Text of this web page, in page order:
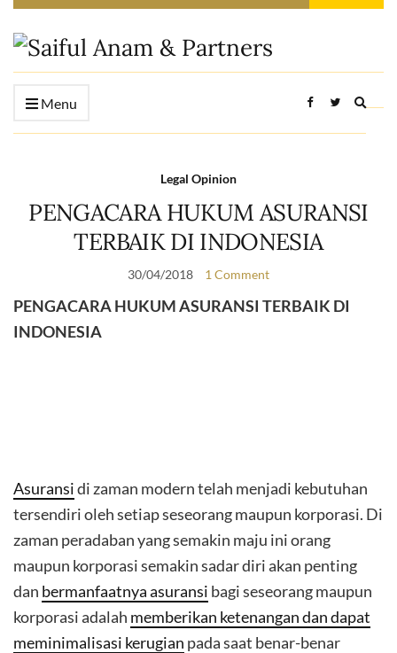
Menu
form
Legal Opinion
PENGACARA HUKUM ASURANSI
TERBAIK DI INDONESIA
30/04/2018 1 Comment
PENGACARA HUKUM ASURANSI TERBAIK DI
INDONESIA
Asuransidi zaman modern telah menjadi kebutuhan
tersendiri oleh setiap seseorang maupun korporasi. Di
zaman peradaban yang semakin maju ini orang
maupun korporasi semakin sadar diri akan penting
dan bermanfaatnya asuransi bagi seseorang maupun
korporasi adalah memberikan ketenangan dan dapat
meminimalisasi kerugian pada saat benar-benar